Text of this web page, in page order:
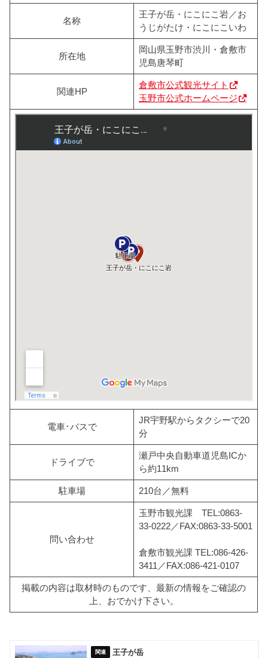
名称
王子が岳・にこにこ岩／お
うじがたけ・にこにこいわ
所在地
岡山県玉野市渋川・倉敷市
児島唐琴町
関連HP
倉敷市公式観光サイト
玉野市公式ホームページ
電車･バスで
JR宇野駅からタクシーで20
分
ドライブで
瀬戸中央自動車道児島ICか
ら約11km
駐車場 210台／無料
問い合わせ
玉野市観光課 TEL:0863-
33-0222／FAX:0863-33-5001
倉敷市観光課 TEL:086-426-
3411／FAX:086-421-0107
掲載の内容は取材時のものです、最新の情報をご確認の
上、おでかけ下さい。
王子が岳